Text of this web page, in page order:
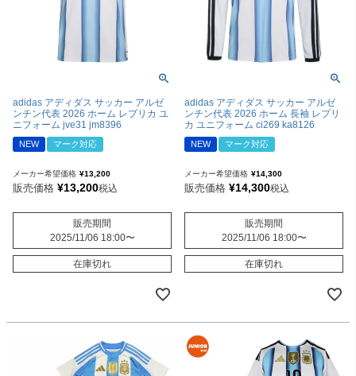
adidas アディダス サッカー アルゼ
ンチン代表 2026 ホーム レプリカ ユ
ニフォーム jve31 jm8396
NEW マーク対応
メーカー希望価格 ¥13,200
販売価格 ¥13,200税込
販売期間
2025/11/06 18:00〜
在庫切れ
adidas アディダス サッカー アルゼ
ンチン代表 2026 ホーム 長袖 レプリ
カ ユニフォーム ci269 ka8126
NEW マーク対応
メーカー希望価格 ¥14,300
販売価格 ¥14,300税込
販売期間
2025/11/06 18:00〜
在庫切れ